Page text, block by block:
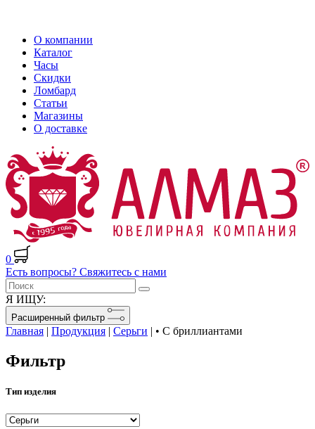
О компании
Каталог
Часы
Скидки
Ломбард
Статьи
Магазины
О доставке
0
Есть вопросы? Свяжитесь с нами
Я ИЩУ:
Расширенный фильтр
Главная | Продукция | Серьги | • С бриллиантами
Фильтр
Тип изделия